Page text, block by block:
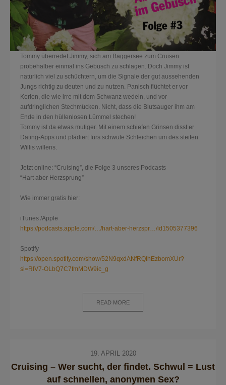
Tommy überredet Jimmy, sich am Baggersee zum Cruisen
probehalber einmal ins Gebüsch zu schlagen. Doch Jimmy ist
natürlich viel zu schüchtern, um die Signale der gut aussehenden
Jungs richtig zu deuten und zu nutzen. Panisch flüchtet er vor
Kerlen, die wie irre mit dem Schwanz wedeln, und vor
aufdringlichen Stechmücken. Nicht, dass die Blutsauger ihm am
Ende in den hüllenlosen Lümmel stechen!
Tommy ist da etwas mutiger. Mit einem schiefen Grinsen disst er
Dating-Apps und plädiert fürs schwule Schleichen um des steifen
Willis willens.
Jetzt online: “Cruising”, die Folge 3 unseres Podcasts
“Hart aber Herzsprung”
Wie immer gratis hier:
iTunes /Apple
https://podcasts.apple.com/…/hart-aber-herzspr…/id1505377396
Spotify
https://open.spotify.com/show/52N9qxdANfRQIhEzbomXUr?
si=RlV7-OLbQ7C7fmMDW9ic_g
READ MORE
19. APRIL 2020
Cruising – Wer sucht, der findet. Schwul = Lust
auf schnellen, anonymen Sex?